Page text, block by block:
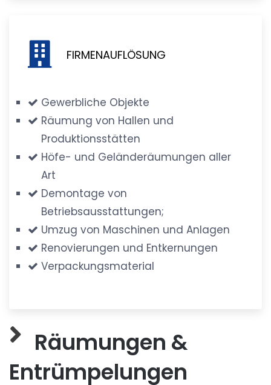
FIRMENAUFLÖSUNG
Gewerbliche Objekte
Räumung von Hallen und
Produktionsstätten
Höfe- und Geländeräumungen aller
Art
Demontage von
Betriebsausstattungen;
Umzug von Maschinen und Anlagen
Renovierungen und Entkernungen
Verpackungsmaterial
Räumungen &
Entrümpelungen